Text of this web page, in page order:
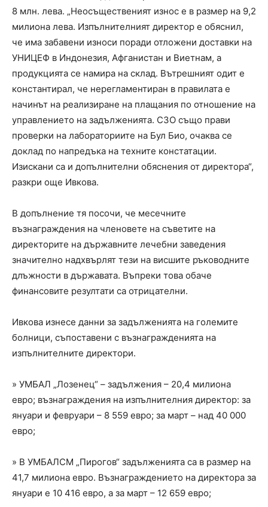
8 млн. лева. „Неосъщественият износ е в размер на 9,2
милиона лева. Изпълнителният директор е обяснил,
че има забавени износи поради отложени доставки на
УНИЦЕФ в Индонезия, Афганистан и Виетнам, а
продукцията се намира на склад. Вътрешният одит е
константирал, че нерегламентиран в правилата е
начинът на реализиране на плащания по отношение на
управлението на задълженията. СЗО също прави
проверки на лабораториите на Бул Био, очаква се
доклад по напредъка на техните констатации.
Изискани са и допълнителни обяснения от директора“,
разкри още Ивкова.
В допълнение тя посочи, че месечните
възнаграждения на членовете на съветите на
директорите на държавните лечебни заведения
значително надхвърлят тези на висшите ръководните
длъжности в държавата. Въпреки това обаче
финансовите резултати са отрицателни.
Ивкова изнесе данни за задълженията на големите
болници, съпоставени с възнагражденията на
изпълнителните директори.
» УМБАЛ „Лозенец“ – задължения – 20,4 милиона
евро; възнаграждения на изпълнителния директор: за
януари и февруари – 8 559 евро; за март – над 40 000
евро;
» В УМБАЛСМ „Пирогов“ задълженията са в размер на
41,7 милиона евро. Възнаграждението на директора за
януари е 10 416 евро, а за март – 12 659 евро;